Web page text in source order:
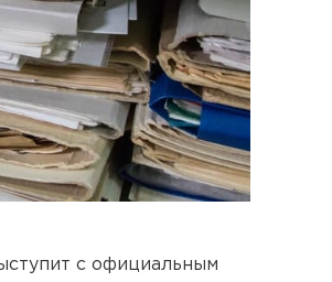
с официальным